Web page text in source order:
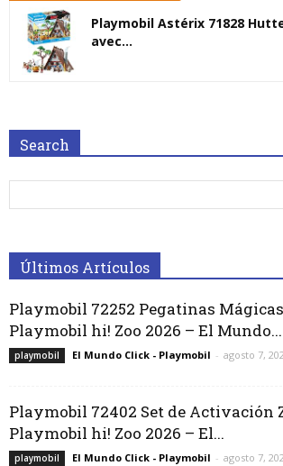
Playmobil Astérix 71828
avec...
Search
Últimos Artículos
Playmobil 72252 Pegatinas
Playmobil hi! Zoo 2026 – El Mundo...
playmobil El Mundo Click - Playmobil - agosto 7,
Playmobil 72402 Set de Activación
Playmobil hi! Zoo 2026 – El...
playmobil El Mundo Click - Playmobil - agosto 7,